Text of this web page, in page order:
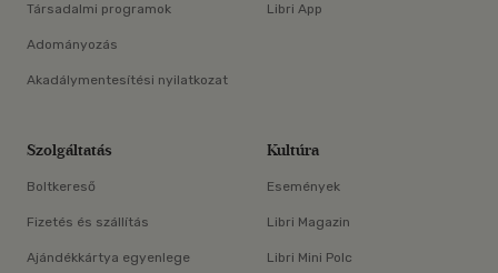
Társadalmi programok
Adományozás
Akadálymentesítési nyilatkozat
Libri App
Szolgáltatás
Boltkereső
Fizetés és szállítás
Ajándékkártya egyenlege
Kultúra
Események
Libri Magazin
Libri Mini Polc